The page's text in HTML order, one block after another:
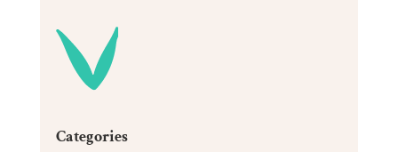
Categories